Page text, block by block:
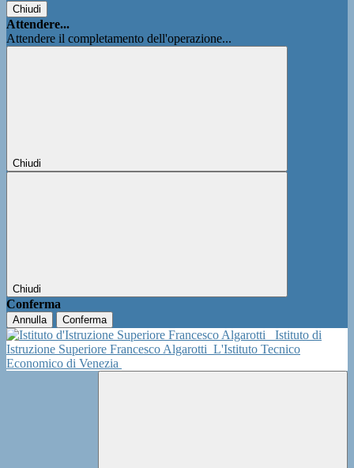
Chiudi
Attendere...
Attendere il completamento dell'operazione...
Chiudi
Chiudi
Conferma
Annulla Conferma
Istituto di
Istruzione Superiore Francesco Algarotti L'Istituto Tecnico
Economico di Venezia